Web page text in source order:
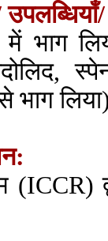
भाग
भाग